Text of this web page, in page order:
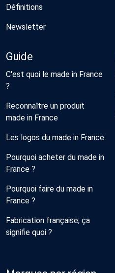
Définitions
Newsletter
Guide
C'est quoi le made in France
?
Reconnaître un produit
made in France
Les logos du made in France
Pourquoi acheter du made in
France ?
Pourquoi faire du made in
France ?
Fabrication française, ça
signifie quoi ?